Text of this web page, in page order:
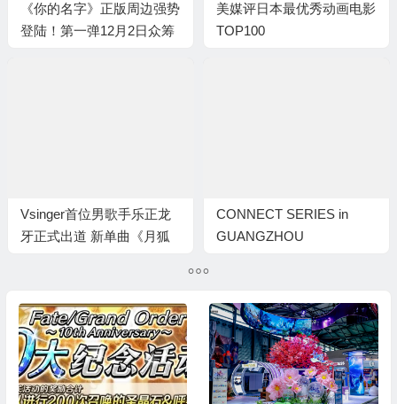
《你的名字》正版周边强势
登陆！第一弹12月2日众筹
美媒评日本最优秀动画电影
TOP100
Vsinger首位男歌手乐正龙
牙正式出道 新单曲《月狐
CONNECT SERIES in
GUANGZHOU